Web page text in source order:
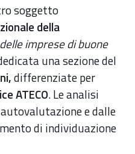
soggetto
della
imprese di buone
una sezione del
differenziate per
ATECO. Le analisi
e dalle
di individuazione